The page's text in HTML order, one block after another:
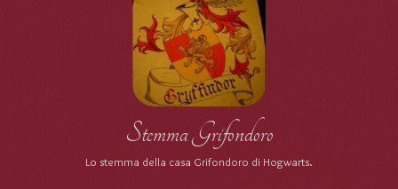
Stemma Grifondoro
Lo stemma della casa Grifondoro di Hogwarts.